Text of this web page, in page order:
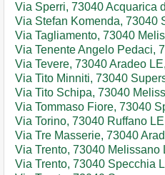
Via Sperri, 73040 Acquarica
Via Stefan Komenda, 73040
Via Tagliamento, 73040
Via Tenente Angelo Pedaci,
Via Tevere, 73040 Aradeo
Via Tito Minniti, 73040
Via Tito Schipa, 73040
Via Tommaso Fiore, 73040
Via Torino, 73040 Ruffano
Via Tre Masserie, 73040
Via Trento, 73040 Melissano
Via Trento, 73040 Specchia